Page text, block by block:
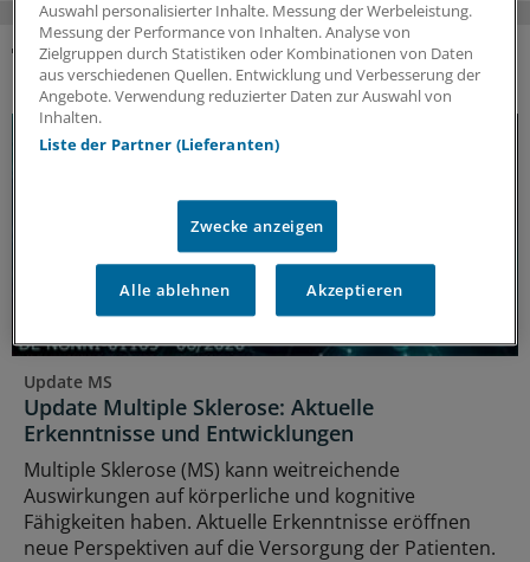
DAS KÖNNTE SIE AUCH INTERESSIEREN
Update MS
Update Multiple Sklerose: Aktuelle
Erkenntnisse und Entwicklungen
Multiple Sklerose (MS) kann weitreichende
Auswirkungen auf körperliche und kognitive
Fähigkeiten haben. Aktuelle Erkenntnisse eröffnen
neue Perspektiven auf die Versorgung der Patienten.
Auswahl personalisierter Inhalte. Messung der Werbeleistung.
Messung der Performance von Inhalten. Analyse von
Zielgruppen durch Statistiken oder Kombinationen von Daten
aus verschiedenen Quellen. Entwicklung und Verbesserung der
Angebote. Verwendung reduzierter Daten zur Auswahl von
Inhalten.
Liste der Partner (Lieferanten)
Zwecke anzeigen
Alle ablehnen Akzeptieren